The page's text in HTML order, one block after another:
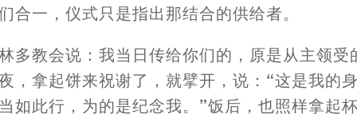
合一 ，仪式只是指出那结合的供给者。
多教会说 ：我当日传给你们的 ， 原是从主领受
，拿起饼来祝谢了 ，就擘开 ，说 ： “这是我的
如此行 ， 为的是纪念我。”饭后 ，也照样拿起